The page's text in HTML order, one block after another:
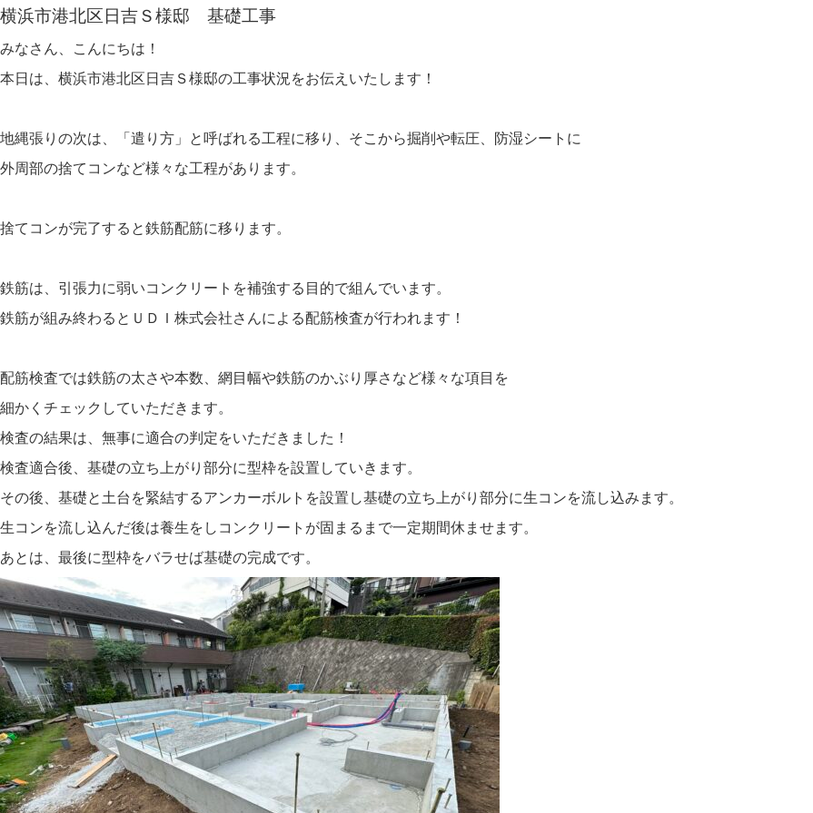
横浜市港北区日吉Ｓ様邸 基礎工事
みなさん、こんにちは！
本日は、横浜市港北区日吉Ｓ様邸の工事状況をお伝えいたします！
地縄張りの次は、「遣り方」と呼ばれる工程に移り、そこから掘削や転圧、防湿シートに
外周部の捨てコンなど様々な工程があります。
捨てコンが完了すると鉄筋配筋に移ります。
鉄筋は、引張力に弱いコンクリートを補強する目的で組んでいます。
鉄筋が組み終わるとＵＤＩ株式会社さんによる配筋検査が行われます！
配筋検査では鉄筋の太さや本数、網目幅や鉄筋のかぶり厚さなど様々な項目を
細かくチェックしていただきます。
検査の結果は、無事に適合の判定をいただきました！
検査適合後、基礎の立ち上がり部分に型枠を設置していきます。
その後、基礎と土台を緊結するアンカーボルトを設置し基礎の立ち上がり部分に生コンを流し込みます。
生コンを流し込んだ後は養生をしコンクリートが固まるまで一定期間休ませます。
あとは、最後に型枠をバラせば基礎の完成です。